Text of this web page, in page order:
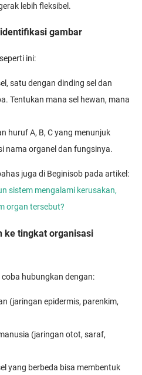
lebih fleksibel.
gambar
ini:
satu dengan dinding sel dan
Tentukan mana sel hewan, mana
huruf A, B, C yang menunjuk
nama organel dan fungsinya.
juga di Beginisob pada artikel:
sistem mengalami kerusakan,
organ tersebut?
ke tingkat organisasi
hubungkan dengan:
(jaringan epidermis, parenkim,
(jaringan otot, saraf,
yang berbeda bisa membentuk